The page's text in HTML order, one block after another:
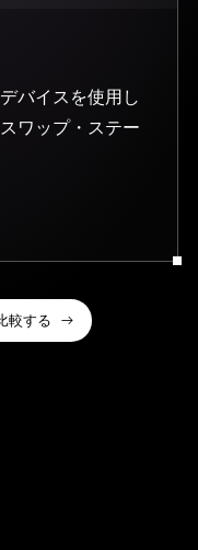
バイスを使用し
ワップ・ステー
較する